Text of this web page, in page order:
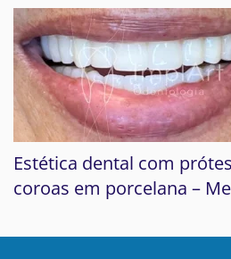
Estética dental com
coroas em porcelana –